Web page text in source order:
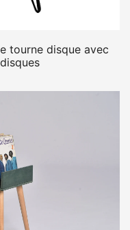
tourne disque avec